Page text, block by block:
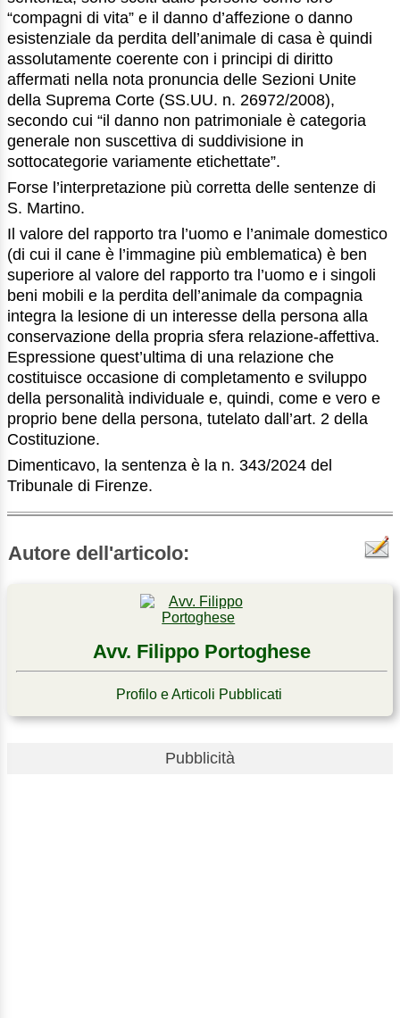
“compagni di vita” e il danno d’affezione o danno
esistenziale da perdita dell’animale di casa è quindi
assolutamente coerente con i principi di diritto
affermati nella nota pronuncia delle Sezioni Unite
della Suprema Corte (SS.UU. n. 26972/2008),
secondo cui “il danno non patrimoniale è categoria
generale non suscettiva di suddivisione in
sottocategorie variamente etichettate”.
Forse l’interpretazione più corretta delle sentenze di
S. Martino.
Il valore del rapporto tra l’uomo e l’animale domestico
(di cui il cane è l’immagine più emblematica) è ben
superiore al valore del rapporto tra l’uomo e i singoli
beni mobili e la perdita dell’animale da compagnia
integra la lesione di un interesse della persona alla
conservazione della propria sfera relazione-affettiva.
Espressione quest’ultima di una relazione che
costituisce occasione di completamento e sviluppo
della personalità individuale e, quindi, come e vero e
proprio bene della persona, tutelato dall’art. 2 della
Costituzione.
Dimenticavo, la sentenza è la n. 343/2024 del
Tribunale di Firenze.
Autore dell'articolo:
Avv. Filippo Portoghese
Profilo e Articoli Pubblicati
Pubblicità